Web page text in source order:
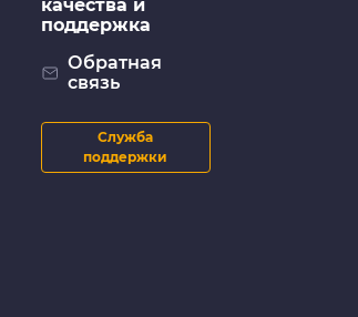
качества и
поддержка
Обратная
связь
Служба
поддержки